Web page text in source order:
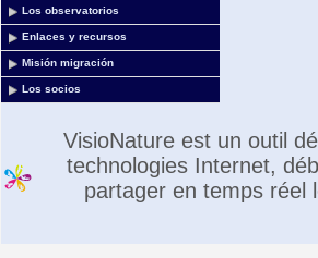
Los observatorios
Enlaces y recursos
Misión migración
Los socios
VisioNature est un outil
technologies Internet,
partager en temps réel